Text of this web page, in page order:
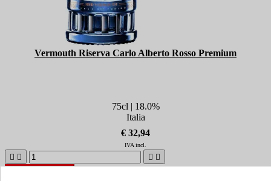
Vermouth Riserva Carlo Alberto Rosso Premium
75cl | 18.0%
Italia
€ 32,94
IVA incl.
   